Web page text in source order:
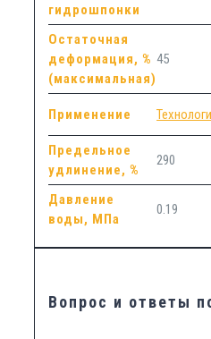
гидрошпонки
Остаточная
деформация, %
(максимальная)
45
Применение
Предельное
удлинение, %
290
Давление
воды, МПа
0.19
Вопрос и ответы